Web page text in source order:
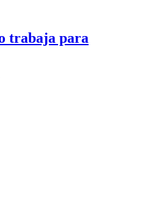
trabaja para